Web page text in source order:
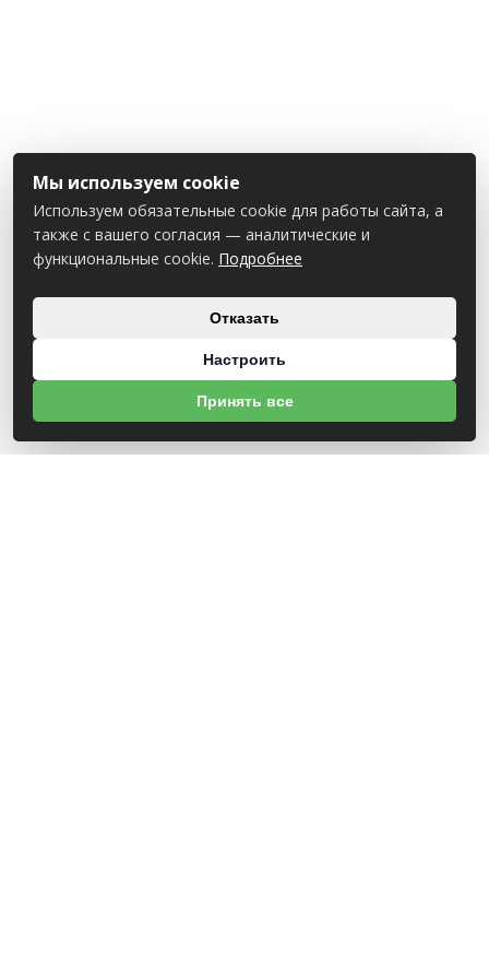
Мы используем cookie
Используем обязательные cookie для работы сайта, а
также с вашего согласия — аналитические и
функциональные cookie. Подробнее
Отказать
Настроить
Принять все